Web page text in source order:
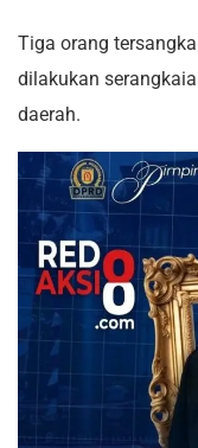
Tiga orang
dilakukan
daerah.